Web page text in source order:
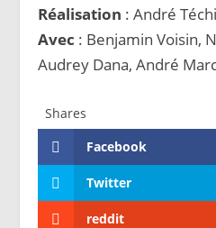
Réalisation : André
Avec : Benjamin Voisin,
Audrey Dana, André
Shares
Facebook
Twitter
reddit